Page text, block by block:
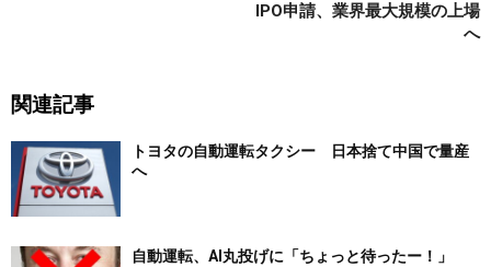
IPO申請、業界最大規模の上場
へ
関連記事
トヨタの自動運転タクシー 日本捨て中国で量産
へ
自動運転、AI丸投げに「ちょっと待ったー！」